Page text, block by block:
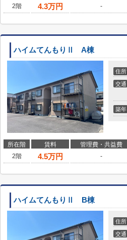
2階
4.3万円 -
ハイムてんもりⅡ A棟
住所
交通
築年
所在階 賃料 管理費・共益費
2階
4.5万円 -
ハイムてんもりⅡ B棟
住所
交通